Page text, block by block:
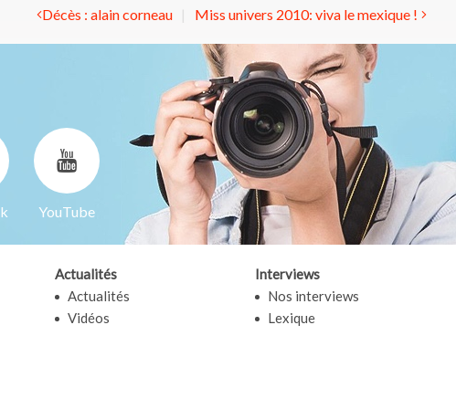
Décès : alain corneau Miss univers 2010: viva le mexique !
YouTube
Actualités
Actualités
Vidéos
Interviews
Nos interviews
Lexique